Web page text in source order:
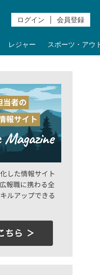
ログイン 会員登録
レジャー スポーツ・アウ